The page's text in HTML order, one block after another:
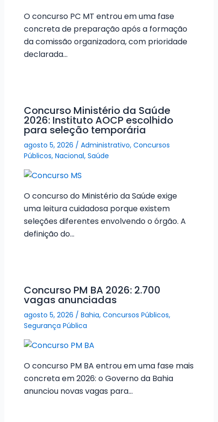
O concurso PC MT entrou em uma fase
concreta de preparação após a formação
da comissão organizadora, com prioridade
declarada…
Concurso Ministério da Saúde
2026: Instituto AOCP escolhido
para seleção temporária
agosto 5, 2026 / Administrativo, Concursos
Públicos, Nacional, Saúde
O concurso do Ministério da Saúde exige
uma leitura cuidadosa porque existem
seleções diferentes envolvendo o órgão. A
definição do…
Concurso PM BA 2026: 2.700
vagas anunciadas
agosto 5, 2026 / Bahia, Concursos Públicos,
Segurança Pública
O concurso PM BA entrou em uma fase mais
concreta em 2026: o Governo da Bahia
anunciou novas vagas para…